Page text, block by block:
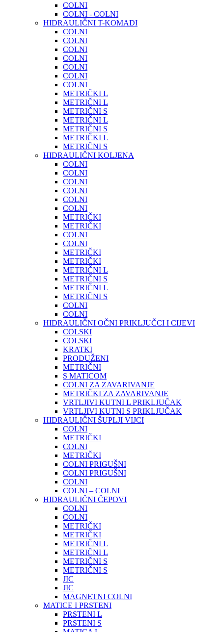
COLNI
COLNI - COLNI
HIDRAULIČNI T-KOMADI
COLNI
COLNI
COLNI
COLNI
COLNI
COLNI
COLNI
METRIČKI L
METRIČNI L
METRIČNI S
METRIČNI L
METRIČNI S
METRIČKI L
METRIČNI S
HIDRAULIČNI KOLJENA
COLNI
COLNI
COLNI
COLNI
COLNI
COLNI
METRIČKI
METRIČKI
COLNI
COLNI
METRIČKI
METRIČKI
METRIČNI L
METRIČNI S
METRIČNI L
METRIČNI S
COLNI
COLNI
HIDRAULIČNI OČNI PRIKLJUČCI I CIJEVI
COLSKI
COLSKI
KRATKI
PRODUŽENI
METRIČNI
S MATICOM
COLNI ZA ZAVARIVANJE
METRIČKI ZA ZAVARIVANJE
VRTLJIVI KUTNI L PRIKLJUČAK
VRTLJIVI KUTNI S PRIKLJUČAK
HIDRAULIČNI ŠUPLJI VIJCI
COLNI
METRIČKI
COLNI
METRIČKI
COLNI PRIGUŠNI
COLNI PRIGUŠNI
COLNI
COLNI – COLNI
HIDRAULIČNI ČEPOVI
COLNI
COLNI
METRIČKI
METRIČKI
METRIČNI L
METRIČNI L
METRIČNI S
METRIČNI S
JIC
JIC
MAGNETNI COLNI
MATICE I PRSTENI
PRSTENI L
PRSTENI S